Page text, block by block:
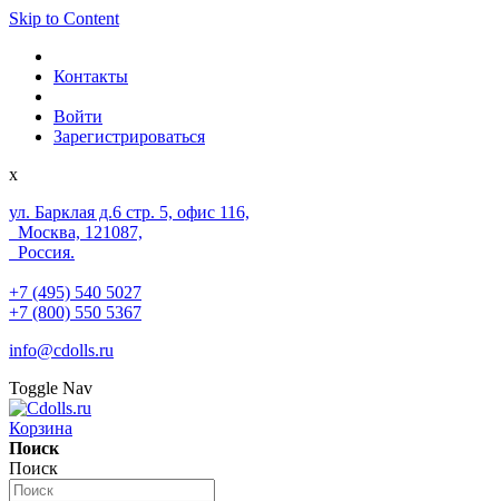
Skip to Content
Контакты
Войти
Зарегистрироваться
x
ул. Барклая д.6 стр. 5, офис 116,
Москва, 121087,
Россия.
+7 (495) 540 5027
+7 (800) 550 5367
info@cdolls.ru
Toggle Nav
Корзина
Поиск
Поиск